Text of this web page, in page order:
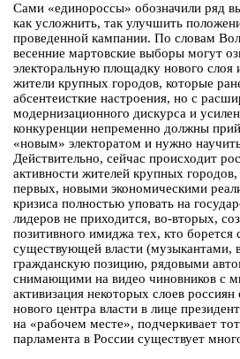
Сами «единороссы» обозначили ряд
как усложнить, так улучшить
проведенной кампании. По словам
весенние мартовские выборы могут
электоральную площадку нового слоя
жители крупных городов, которые
абсентеисткие настроения, но с
модернизационного дискурса и
конкуренции непременно должны
«новым» электоратом и нужно
Действительно, сейчас происходит
активности жителей крупных
первых, новыми экономическими
кризиса полностью уповать на
лидеров не приходится, во-вторых,
позитивного имиджа тех, кто борется
существующей власти
гражданскую позицию, рядовыми
снимающими на видео чиновников с
активизация некоторых слоев россиян
нового центра власти в лице
на «рабочем месте», подчеркивает
парламента в России существует